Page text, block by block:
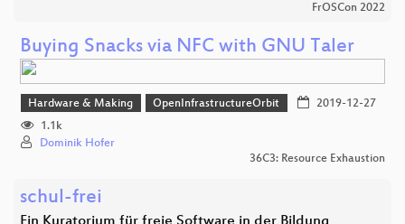
FrOSCon 2022
Buying Snacks via NFC with GNU Taler
Hardware & Making OpenInfrastructureOrbit
2019-12-27
1.1k
Dominik Hofer
36C3: Resource Exhaustion
schul-frei